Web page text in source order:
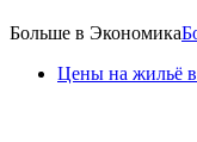
Больше в Экономика
Цены на жильё